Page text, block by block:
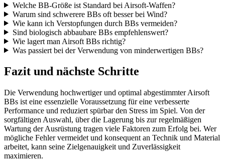
Welche BB-Größe ist Standard bei Airsoft-Waffen?
Warum sind schwerere BBs oft besser bei Wind?
Wie kann ich Verstopfungen durch BBs vermeiden?
Sind biologisch abbaubare BBs empfehlenswert?
Wie lagert man Airsoft BBs richtig?
Was passiert bei der Verwendung von minderwertigen BBs?
Fazit und nächste Schritte
Die Verwendung hochwertiger und optimal abgestimmter Airsoft
BBs ist eine essenzielle Voraussetzung für eine verbesserte
Performance und reduziert spürbar den Stress im Spiel. Von der
sorgfältigen Auswahl, über die Lagerung bis zur regelmäßigen
Wartung der Ausrüstung tragen viele Faktoren zum Erfolg bei. Wer
mögliche Fehler vermeidet und konsequent an Technik und Material
arbeitet, kann seine Zielgenauigkeit und Zuverlässigkeit
maximieren.